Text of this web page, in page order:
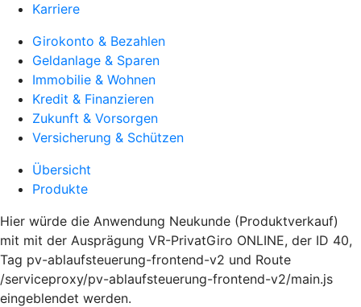
Karriere
Girokonto & Bezahlen
Geldanlage & Sparen
Immobilie & Wohnen
Kredit & Finanzieren
Zukunft & Vorsorgen
Versicherung & Schützen
Übersicht
Produkte
Hier würde die Anwendung Neukunde (Produktverkauf)
mit mit der Ausprägung VR-PrivatGiro ONLINE, der ID 40,
Tag pv-ablaufsteuerung-frontend-v2 und Route
/serviceproxy/pv-ablaufsteuerung-frontend-v2/main.js
eingeblendet werden.